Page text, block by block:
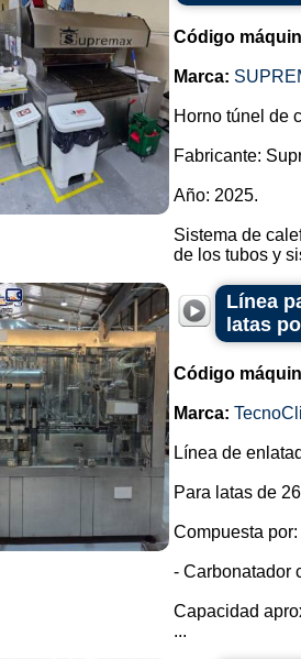
Código
Marca:
Horno túnel de
Fabricante:
Año: 2025.
Sistema de
de los tubos y
Línea
latas
Código
Marca:
Línea de
Para latas de
Compuesta por:
- Carbonatador
Capacidad
...